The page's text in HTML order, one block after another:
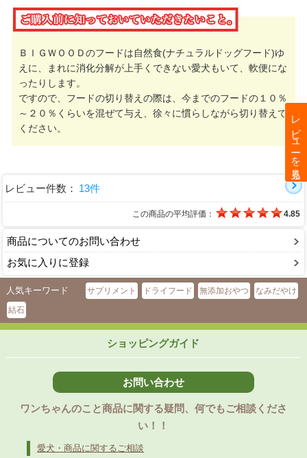
レビューを見る
ＢＩＧＷＯＯＤのフードは自然食(ナチュラルドッグフード)ゆ
えに、まれに消化分解が上手くできない愛犬もいて、軟便にな
ったりします。
ですので、フードの切り替えの際は、今までのフードの１０％
～２０％くらいを混ぜて与え、徐々に慣らしながら切り替えて
ください。
レビュー件数： 13件
この商品の平均評価： 4.85
商品についてのお問い合わせ
お気に入りに登録
人気キーワード サプリメント ドライフード 無添加おやつ
なみだやけ
結石
ショッピングガイド
お問い合わせ
ワンちゃんのこと商品に関する疑問、何でもご相談くださ
い！！
愛犬・商品に関するご相談